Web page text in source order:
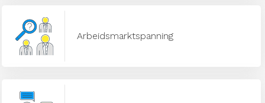
Arbeidsmarktspanning